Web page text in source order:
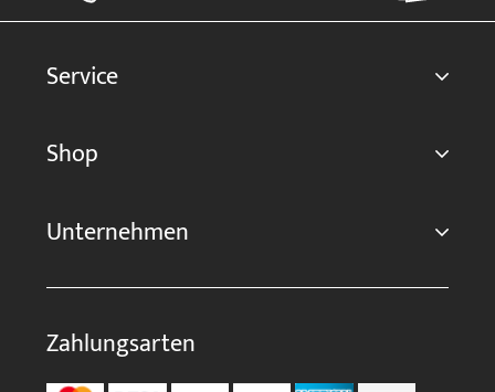
Service
Shop
Unternehmen
Zahlungsarten